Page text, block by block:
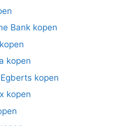
Bank kopen
kopen
kopen
kopen